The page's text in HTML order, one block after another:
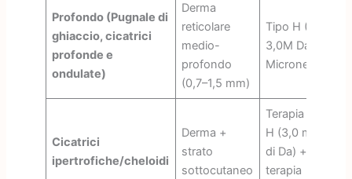
Profondo (Pugnale di
ghiaccio, cicatrici
profonde e
ondulate)
Derma
reticolare
medio-
profondo
(0,7–1,5 mm)
Tipo H (2,5M–
3,0M Da) +
Microneedling
Cicatrici
ipertrofiche/cheloidi
Derma +
strato
sottocutaneo
Terapia di tipo
H (3,0 milioni
di Da) +
terapia